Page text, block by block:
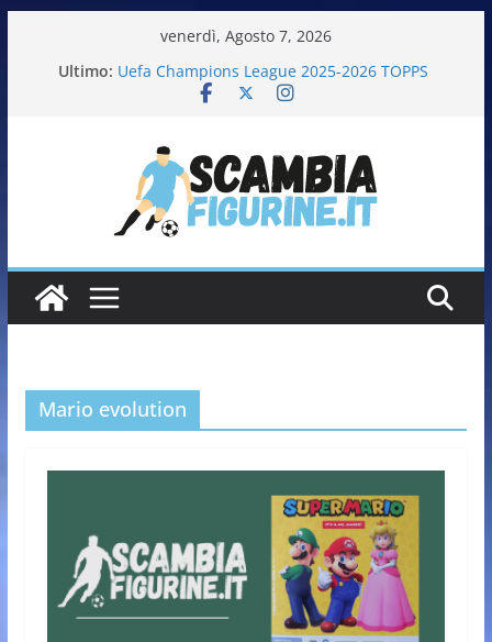
venerdì, Agosto 7, 2026
Ultimo: Uefa Champions League 2025-2026 TOPPS
Fifa World Cup 2026 PANINI
Calciatori Serie B BKT 2025-2026 PANINI
Mario evolution